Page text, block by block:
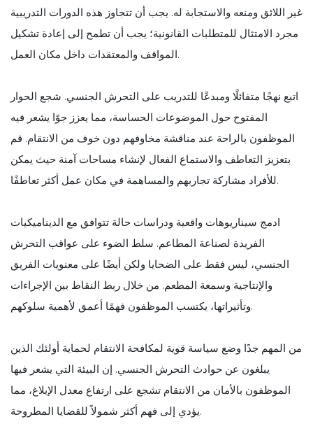
غير اللائق ومنعه والاستجابة له. يجب أن تتجاوز هذه الدورات التدريبية
مجرد الامتثال للمتطلبات القانونية؛ يجب أن تطمح إلى إعادة تشكيل
المواقف والمعتقدات داخل مكان العمل.
اتبع نهجًا متفائلًا ومبدعًا للتدريب على التحرش الجنسي. شجع الحوار
المفتوح حول الموضوعات الحساسة، مما يعزز جوًا يشعر فيه
الموظفون بالراحة عند مناقشة مخاوفهم دون خوف من الانتقام. قم
بتعزيز التعاطف والاستماع الفعال لإنشاء مساحات آمنة حيث يمكن
للأفراد مشاركة تجاربهم والمساهمة في مكان عمل أكثر تعاطفًا.
ادمج سيناريوهات واقعية ودراسات حالة تتوافق مع الديناميكيات
الفريدة لصناعة المطاعم. سلط الضوء على عواقب التحرش
الجنسي، ليس فقط على الضحايا ولكن أيضًا على معنويات الفريق
والإنتاجية وسمعة المطعم. من خلال ربط النقاط بين الإجراءات
وتأثيراتها، يكتسب الموظفون فهمًا أعمق لأهمية سلوكهم.
من المهم جدًا وضع سياسة قوية لمكافحة الانتقام لحماية أولئك الذين
يبلغون عن حوادث التحرش الجنسي. إن البيئة التي يشعر فيها
الموظفون بالأمان من الانتقام تشجع على ارتفاع معدل الإبلاغ، مما
يؤدي إلى فهم أكثر شمولاً للقضايا المطروحة.